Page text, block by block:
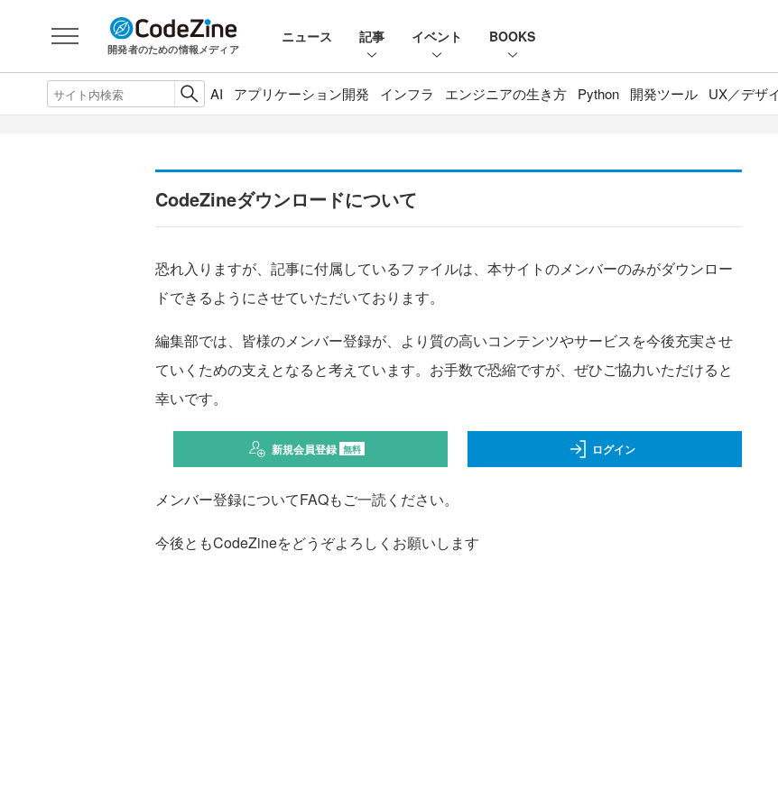
開発者のための情報メディア
ニュース 記事 イベント BOOKS
AI アプリケーション開発 インフラ エンジニアの生き方 Python 開発ツール UX／デザ
CodeZineダウンロードについて
恐れ入りますが、記事に付属しているファイルは、本サイトのメンバーのみがダウンロー
ドできるようにさせていただいております。
編集部では、皆様のメンバー登録が、より質の高いコンテンツやサービスを今後充実させ
ていくための支えとなると考えています。お手数で恐縮ですが、ぜひご協力いただけると
幸いです。
新規会員登録 無料 ログイン
メンバー登録についてFAQもご一読ください。
今後ともCodeZineをどうぞよろしくお願いします